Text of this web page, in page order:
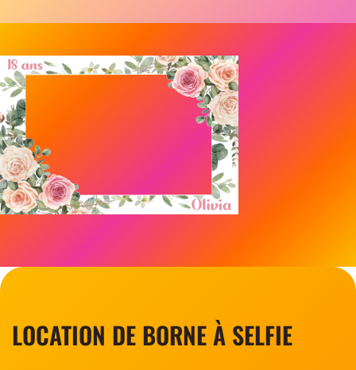
LOCATION DE BORNE À SELFIE